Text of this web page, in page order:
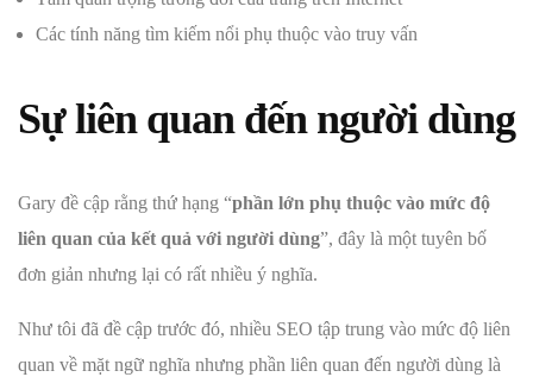
Các tính năng tìm kiếm nổi phụ thuộc vào truy vấn
Sự liên quan đến người dùng
Gary đề cập rằng thứ hạng “phần lớn phụ thuộc vào mức độ
liên quan của kết quả với người dùng”, đây là một tuyên bố
đơn giản nhưng lại có rất nhiều ý nghĩa.
Như tôi đã đề cập trước đó, nhiều SEO tập trung vào mức độ liên
quan về mặt ngữ nghĩa nhưng phần liên quan đến người dùng là